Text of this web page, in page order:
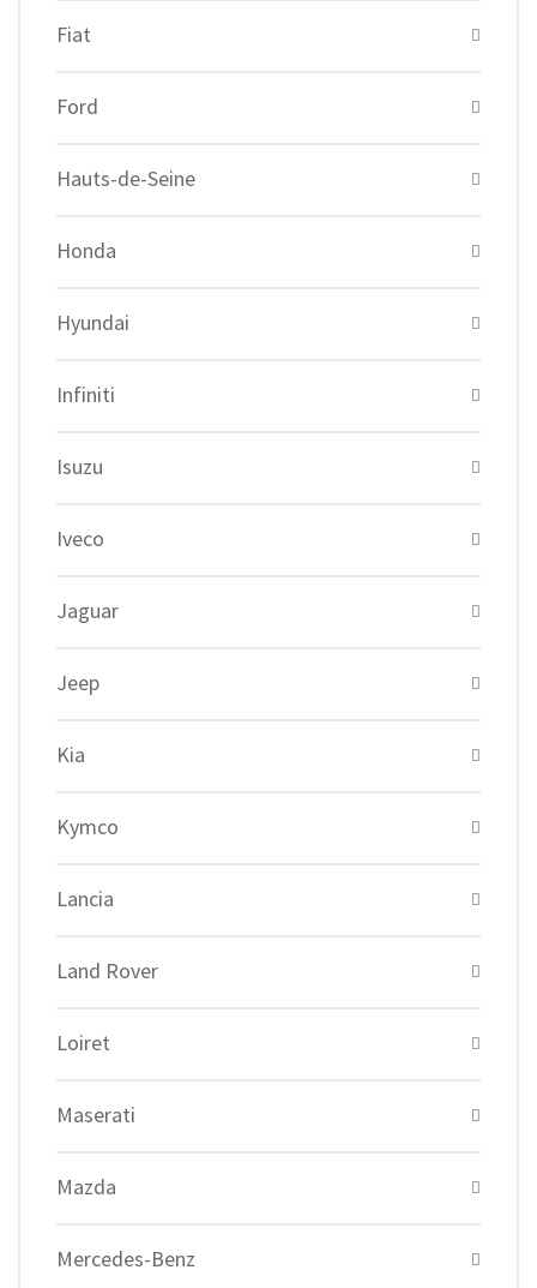
Fiat
Ford
Hauts-de-Seine
Honda
Hyundai
Infiniti
Isuzu
Iveco
Jaguar
Jeep
Kia
Kymco
Lancia
Land Rover
Loiret
Maserati
Mazda
Mercedes-Benz